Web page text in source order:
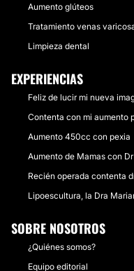
Aumento glúteos
Tratamiento venas
Limpieza dental
EXPERIENCIAS
Feliz de lucir mi nueva
Contenta con mi aumento
Aumento 450cc con pexia
Aumento de Mamas con
Recién operada contenta
Lipoescultura, la Dra
SOBRE NOSOTROS
¿Quiénes somos?
Equipo editorial